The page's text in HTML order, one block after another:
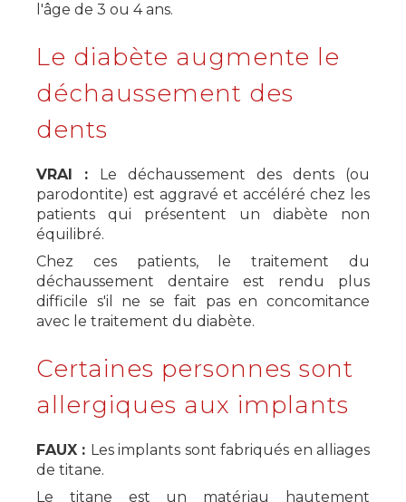
l'âge de 3 ou 4 ans.
Le diabète augmente le
déchaussement des
dents
VRAI : Le déchaussement des dents (ou
parodontite) est aggravé et accéléré chez les
patients qui présentent un diabète non
équilibré.
Chez ces patients, le traitement du
déchaussement dentaire est rendu plus
difficile s'il ne se fait pas en concomitance
avec le traitement du diabète.
Certaines personnes sont
allergiques aux implants
FAUX : Les implants sont fabriqués en alliages
de titane.
Le titane est un matériau hautement